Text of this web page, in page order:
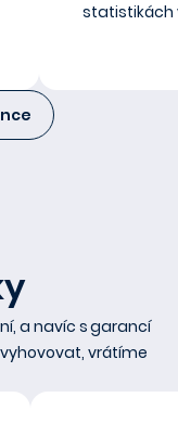
statistikách
a navíc s garancí
vrátíme